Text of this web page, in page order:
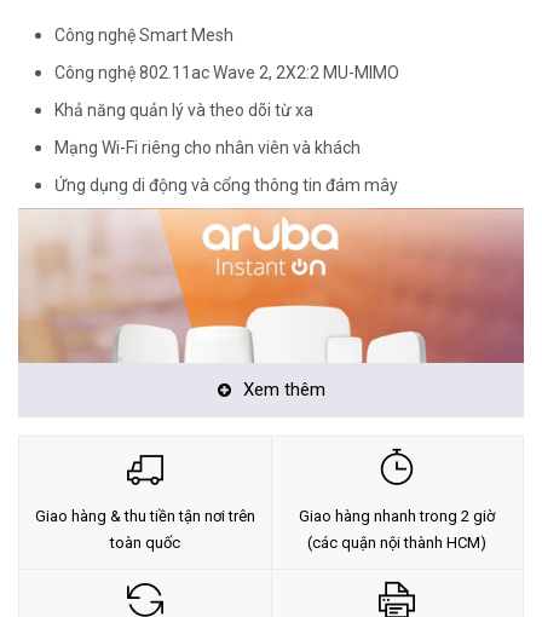
Công nghệ Smart Mesh
Công nghệ 802.11ac Wave 2, 2X2:2 MU-MIMO
Khả năng quản lý và theo dõi từ xa
Mạng Wi-Fi riêng cho nhân viên và khách
Ứng dụng di động và cổng thông tin đám mây
cổng Ethernet (802.3af Class 3 PoE +) hoặc qua bộ nguồn adapter
48V. Hoạt động trên 2 băng tần 2.4 Ghz tốc độ 300 Mbps và 5 Ghz
tốc độ 867 Mbps với công nghệ 2×2(2.4 Ghz) 2×2 (5.0Ghz) MU-
Xem thêm
Giao hàng & thu tiền tận nơi trên
toàn quốc
Giao hàng nhanh trong 2 giờ
(các quận nội thành HCM)